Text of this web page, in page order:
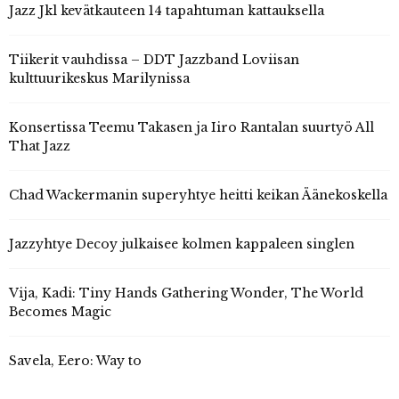
Jazz Jkl kevätkauteen 14 tapahtuman kattauksella
Tiikerit vauhdissa – DDT Jazzband Loviisan
kulttuurikeskus Marilynissa
Konsertissa Teemu Takasen ja Iiro Rantalan suurtyö All
That Jazz
Chad Wackermanin superyhtye heitti keikan Äänekoskella
Jazzyhtye Decoy julkaisee kolmen kappaleen singlen
Vija, Kadi: Tiny Hands Gathering Wonder, The World
Becomes Magic
Savela, Eero: Way to